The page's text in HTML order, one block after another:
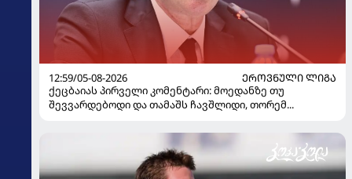
12:59/05-08-2026
ᲔᲠᲝᲕᲜᲣᲚᲘ ᲚᲘᲒᲐ
ქეცბაიას პირველი კომენტარი: მოედანზე თუ
შევვარდებოდი და თამაშს ჩავშლიდი, თორემ...